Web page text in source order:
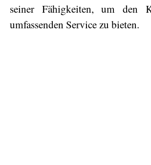
seiner Fähigkeiten, um den
umfassenden Service zu bieten.